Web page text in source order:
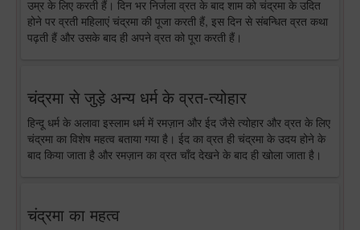
उम्र के लिए करती हैं। दिन भर निर्जला व्रत के बाद शाम को चंद्रमा के उदित
होने पर व्रती महिलाएं चंद्रमा की पूजा करती हैं, इस दिन से संबन्धित व्रत कथा
पढ़ती हैं और उसके बाद ही अपने व्रत को पूरा करती हैं।
चंद्रमा से जुड़े अन्य धर्म के व्रत-त्योहार
हिन्दू धर्म के अलावा इस्लाम धर्म में रमज़ान और ईद जैसे त्योहार और व्रत के लिए
चंद्रमा का विशेष महत्व बताया गया है। ईद का व्रत ही चंद्रमा के उदय होने के
बाद किया जाता है और रमज़ान का व्रत चाँद देखने के बाद ही खोला जाता है।
चंद्रमा का महत्व